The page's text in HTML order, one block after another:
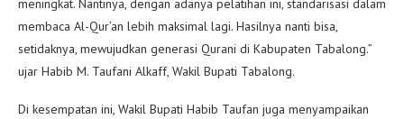
meningkat. Nantinya, dengan adanya pelatihan ini, standarisasi dalam
membaca Al-Qur’an lebih maksimal lagi. Hasilnya nanti bisa,
setidaknya, mewujudkan generasi Qurani di Kabupaten Tabalong.”
ujar Habib M. Taufani Alkaff, Wakil Bupati Tabalong.
Di kesempatan ini, Wakil Bupati Habib Taufan juga menyampaikan